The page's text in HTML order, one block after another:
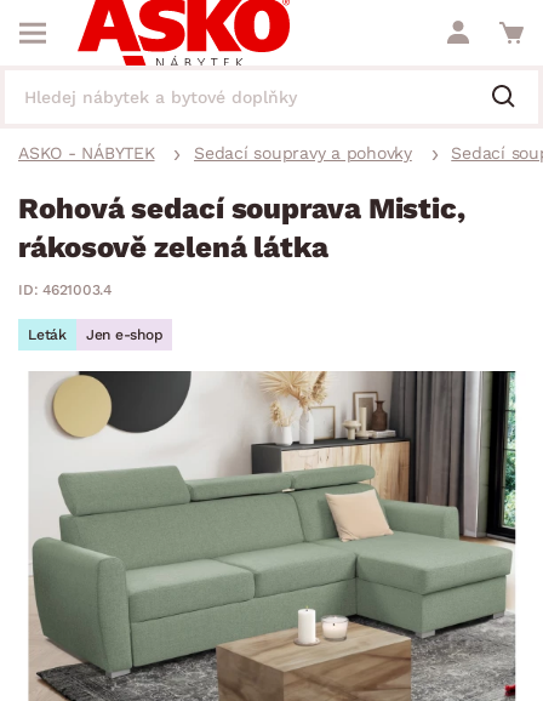
ASKO - NÁBYTEK Sedací soupravy a pohovky Sedací
Rohová sedací souprava Mistic,
rákosově zelená látka
ID: 4621003.4
Leták Jen e-shop